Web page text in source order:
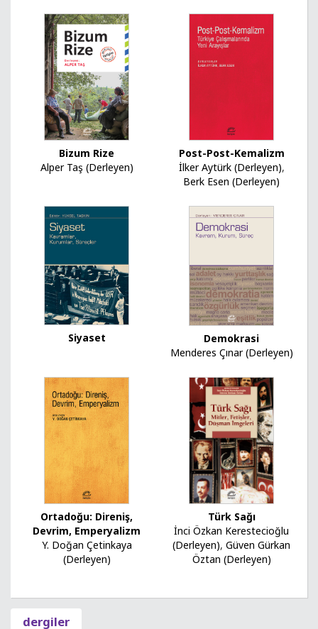
Bizum Rize
Alper Taş (Derleyen)
Post-Post-Kemalizm
İlker Aytürk (Derleyen),
Berk Esen (Derleyen)
Siyaset
Demokrasi
Menderes Çınar (Derleyen)
Ortadoğu: Direniş,
Devrim, Emperyalizm
Y. Doğan Çetinkaya
(Derleyen)
Türk Sağı
İnci Özkan Kerestecioğlu
(Derleyen), Güven Gürkan
Öztan (Derleyen)
dergiler